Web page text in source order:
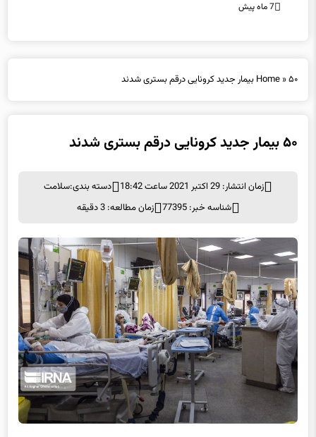
7 ماه پیش
Home»۵۰ بیمار جدید کرونایی درقم بستری شدند
۵۰ بیمار جدید کرونایی درقم بستری شدند
زمان انتشار: 29 اکتبر 2021 ساعت 18:42 دسته بندی:سلامت
شناسه خبر: 77395
زمان مطالعه: 3 دقیقه